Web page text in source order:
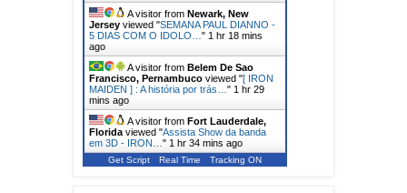
A visitor from Newark, New
Jersey viewed "SEMANA PAUL DIANNO -
5 DIAS COM O IDOLO… " 1 hr 19 mins
ago
A visitor from Belem De Sao
Francisco, Pernambuco viewed "[ IRON
MAIDEN ] : A história por trás… " 1 hr 29
mins ago
A visitor from Fort Lauderdale,
Florida viewed "Assista Show da banda
em 3D - IRON… " 1 hr 34 mins ago
Get Script Real Time Tracking ON